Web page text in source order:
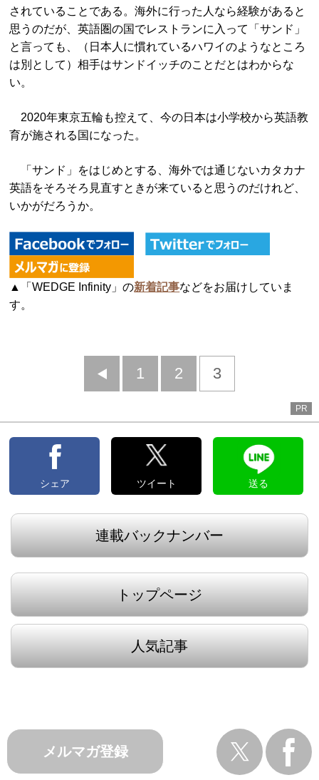
されていることである。海外に行った人なら経験があると
思うのだが、英語圏の国でレストランに入って「サンド」
と言っても、（日本人に慣れているハワイのようなところ
は別として）相手はサンドイッチのことだとはわからな
い。
2020年東京五輪も控えて、今の日本は小学校から英語教
育が施される国になった。
「サンド」をはじめとする、海外では通じないカタカナ
英語をそろそろ見直すときが来ていると思うのだけれど、
いかがだろうか。
▲「WEDGE Infinity」の新着記事などをお届けしていま
す。
前
1 2 3
PR
シェア ツイート 送る
連載バックナンバー
トップページ
人気記事
メルマガ登録